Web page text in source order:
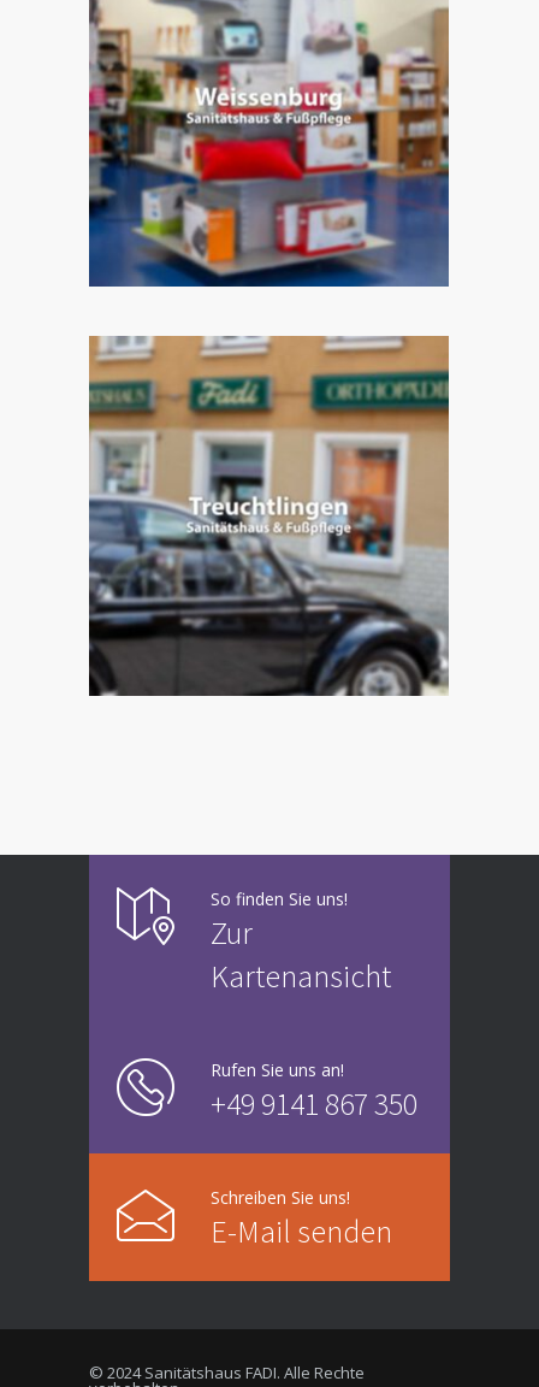
So finden Sie uns!
Zur
Kartenansicht
Rufen Sie uns an!
+49 9141 867 350
Schreiben Sie uns!
E-Mail senden
© 2024 Sanitätshaus FADI. Alle Rechte